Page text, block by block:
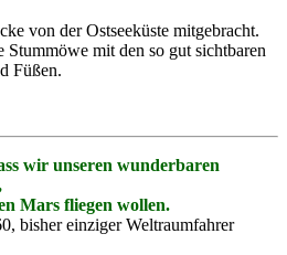
von der Ostseeküste mitgebracht.
Stummöwe mit den so gut sichtbaren
Füßen.
wir unseren wunderbaren
Mars fliegen wollen.
bisher einziger Weltraumfahrer